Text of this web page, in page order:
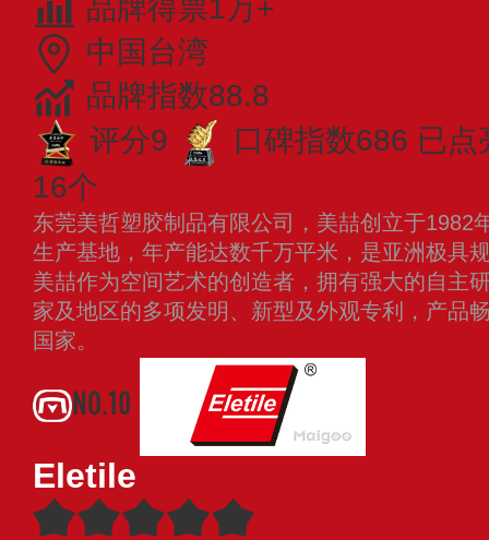
品牌得票1万+
中国台湾
品牌指数88.8
评分9
口碑指数686 已点
16个
东莞美哲塑胶制品有限公司，美喆创立于1982
生产基地，年产能达数千万平米，是亚洲极具
美喆作为空间艺术的创造者，拥有强大的自主
家及地区的多项发明、新型及外观专利，产品
国家。
NO.10
Eletile